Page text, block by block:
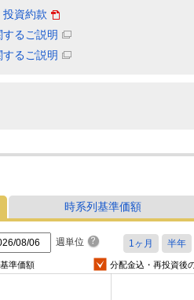
資約款
るご説明
るご説明
時系列基準価額
週単位
基準価額 分配金込・再投資後